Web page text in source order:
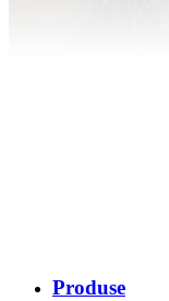
Produse